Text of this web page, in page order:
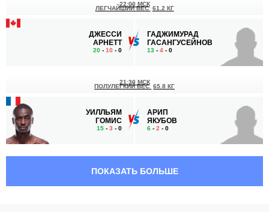
ДЖЕССИ
АРНЕТТ
20 - 10 - 0
22:00 МСК
ЛЕГЧАЙШИЙ ВЕС 61.2 КГ
ГАДЖИМУРАД
ГАСАНГУСЕЙНОВ
13 - 4 - 0
УИЛЛЬЯМ
ГОМИС
15 - 3 - 0
21:30 МСК
ПОЛУЛЕГКИЙ ВЕС 65.8 КГ
АРИП
ЯКУБОВ
6 - 2 - 0
ПОКАЗАТЬ БОЛЬШЕ